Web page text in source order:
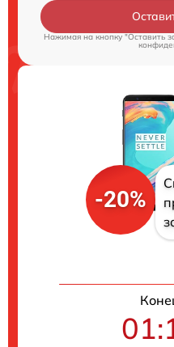
Нажимая на кнопку "Оставить
-20%